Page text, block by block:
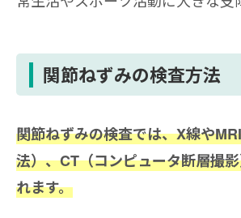
関節ねずみの検査方法
関節ねずみの検査では、X線や
法）、CT（コンピュータ断層撮
れます。